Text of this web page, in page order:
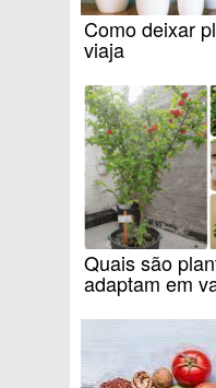
Como deixar
viaja
Quais são
adaptam em